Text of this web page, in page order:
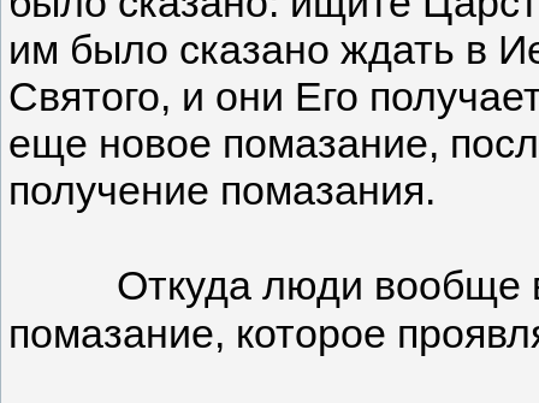
им было сказано ждать в
Святого, и они Его
еще новое помазание,
получение помазания.
Откуда люди вообще
помазание, которое